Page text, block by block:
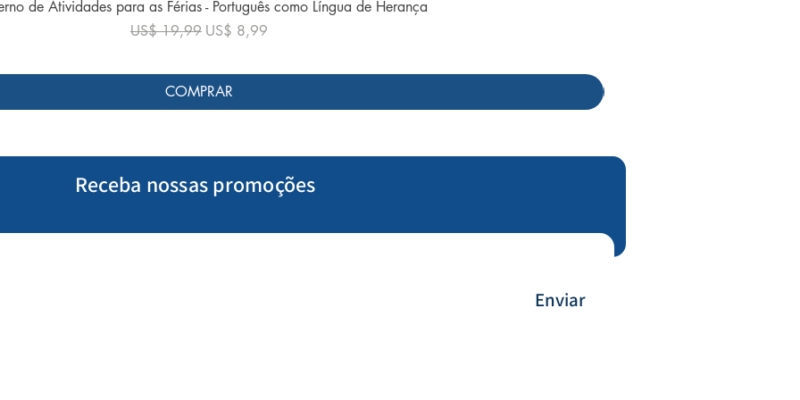
Visualização rápida
de Atividades para as Férias - Português como Língua de Herança
Preço normal
US$ 19,99 Preço promocional
US$ 8,99
COMPRAR
Receba nossas promoções
Enviar